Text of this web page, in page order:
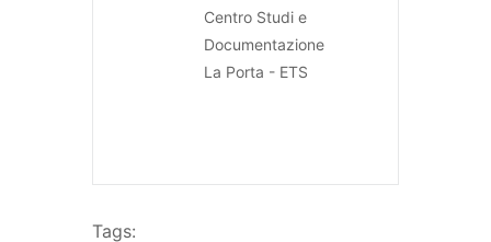
Centro Studi e
Documentazione
La Porta - ETS
Tags: